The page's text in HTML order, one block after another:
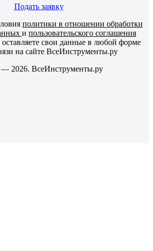
Подать заявку
политики в отношении обработки
и пользовательского соглашения
оставляете свои данные в любой форме
на сайте ВсеИнструменты.ру
2026. ВсеИнструменты.ру